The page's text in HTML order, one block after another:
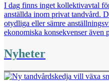
I dag finns inget kollektivavtal
anställda inom privat tandvård.
otydliga eller sämre
ekonomiska konsekvenser även
Nyheter